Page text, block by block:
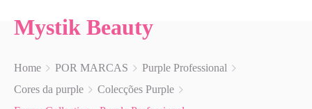
Mystik Beauty
Home POR MARCAS
Purple Professional
Cores da purple
Colecções Purple